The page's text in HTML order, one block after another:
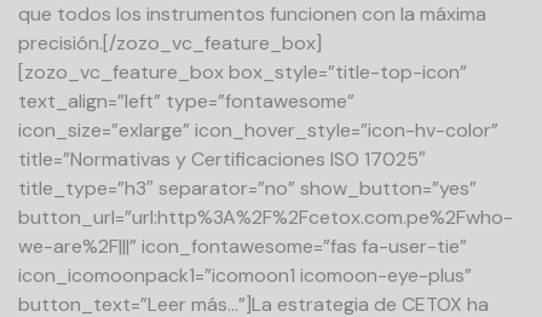
que todos los instrumentos funcionen con la máxima
precisión.[/zozo_vc_feature_box]
[zozo_vc_feature_box box_style=”title-top-icon”
text_align=”left” type=”fontawesome”
icon_size=”exlarge” icon_hover_style=”icon-hv-color”
title=”Normativas y Certificaciones ISO 17025″
title_type=”h3″ separator=”no” show_button=”yes”
button_url=”url:http%3A%2F%2Fcetox.com.pe%2Fwho-
we-are%2F|||” icon_fontawesome=”fas fa-user-tie”
icon_icomoonpack1=”icomoon1 icomoon-eye-plus”
button_text=”Leer más…”]La estrategia de CETOX ha